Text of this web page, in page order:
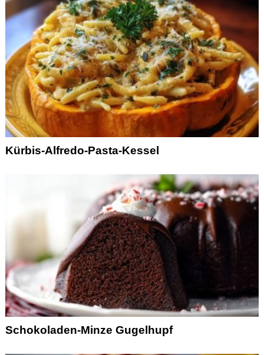
Kürbis-Alfredo-Pasta-Kessel
Schokoladen-Minze Gugelhupf